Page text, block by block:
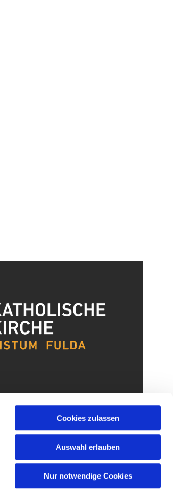
Cookies zulassen
Auswahl erlauben
Nur notwendige Cookies